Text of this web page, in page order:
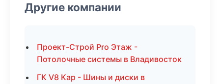
Другие компании
Проект-Строй Pro Этаж -
Потолочные системы в Владивосток
ГК V8 Кар - Шины и диски в